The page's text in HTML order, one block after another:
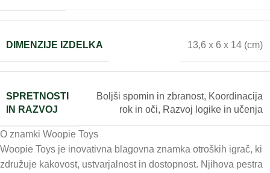
DIMENZIJE IZDELKA 13,6 x 6 x 14 (cm)
SPRETNOSTI
IN RAZVOJ
Boljši spomin in zbranost, Koordinacija
rok in oči, Razvoj logike in učenja
O znamki Woopie Toys
Woopie Toys je inovativna blagovna znamka otroških igrač, ki
združuje kakovost, ustvarjalnost in dostopnost. Njihova pestra